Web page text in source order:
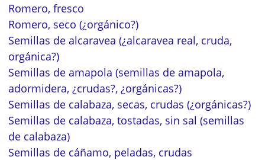
Romero, fresco
Romero, seco (¿orgánico?)
Semillas de alcaravea (¿alcaravea real, cruda,
orgánica?)
Semillas de amapola (semillas de amapola,
adormidera, ¿crudas?, ¿orgánicas?)
Semillas de calabaza, secas, crudas (¿orgánicas?)
Semillas de calabaza, tostadas, sin sal (semillas
de calabaza)
Semillas de cáñamo, peladas, crudas